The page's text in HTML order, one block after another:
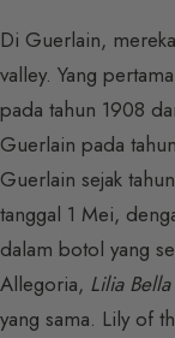
Di Guerlain,
valley. Yang
pada tahun 1908
Guerlain pada
Guerlain sejak
tanggal 1 Mei,
dalam botol yang
Allegoria, Lilia Bella
yang sama. Lily of